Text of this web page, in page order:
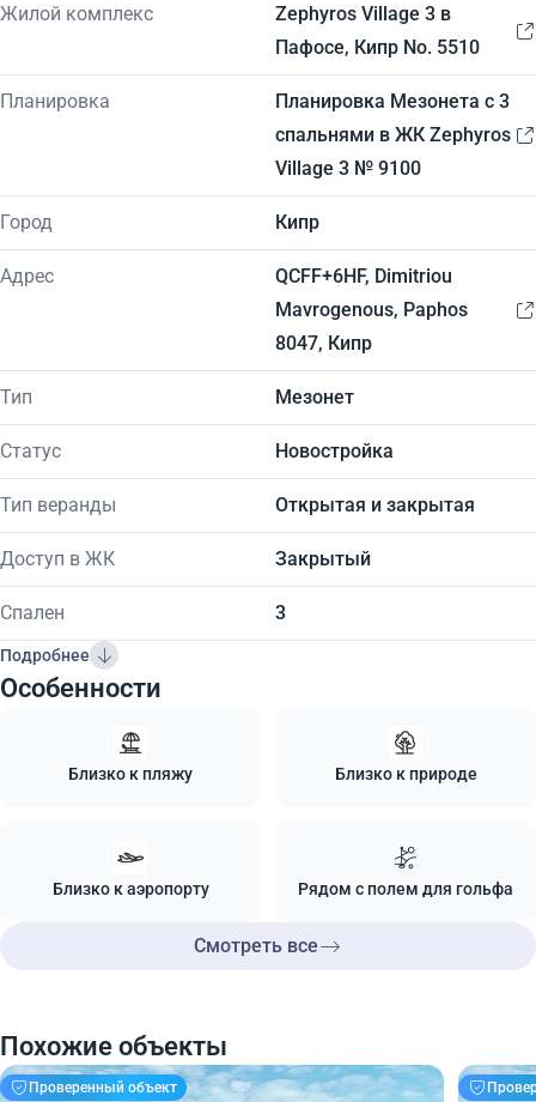
Жилой комплекс
Zephyros Village 3 в
Пафосе, Кипр No. 5510
Планировка
Планировка Мезонета с 3
спальнями в ЖК Zephyros
Village 3 № 9100
Город Кипр
Адрес
QCFF+6HF, Dimitriou
Mavrogenous, Paphos
8047, Кипр
Тип Мезонет
Статус Новостройка
Тип веранды Открытая и закрытая
Доступ в ЖК Закрытый
Спален 3
Подробнее
Особенности
Близко к пляжу Близко к природе
Близко к аэропорту Рядом с полем для гольфа
Смотреть все
Похожие объекты
Проверенный объект